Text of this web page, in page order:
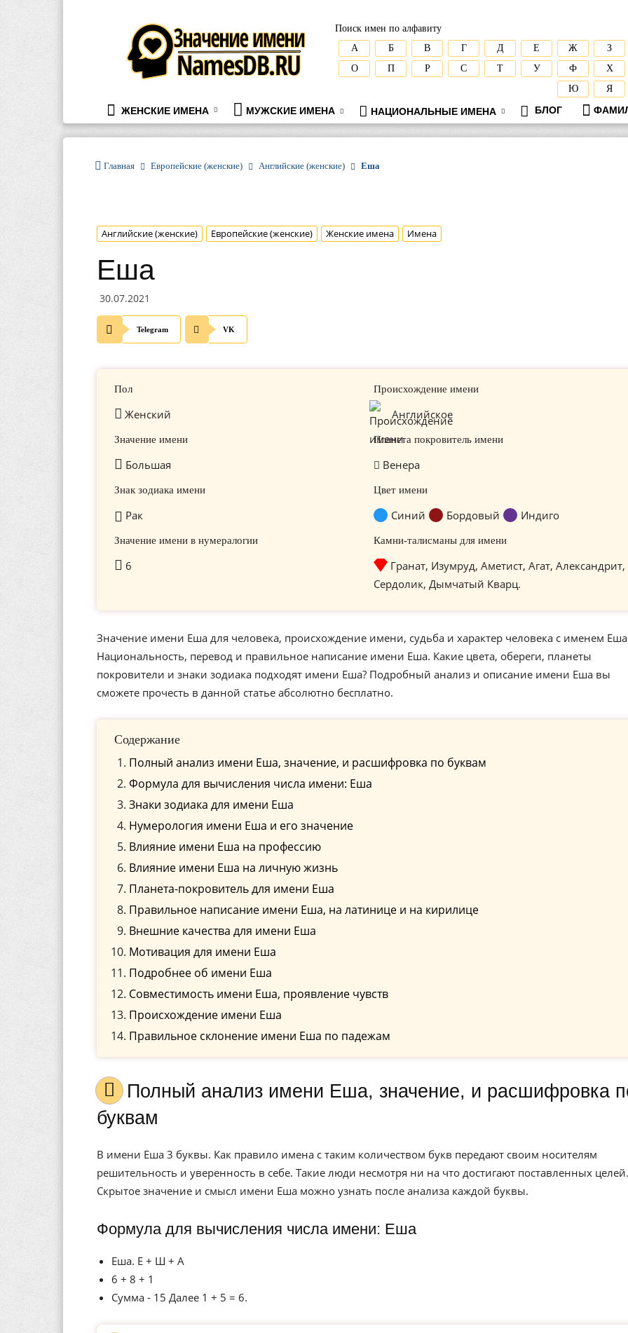
namesdb.ru
Поиск имен по алфавиту
А
Б В Г Д Е Ж
З
О
П Р С Т У Ф
Х
Ю
Я
ЖЕНСКИЕ ИМЕНА МУЖСКИЕ ИМЕНА НАЦИОНАЛЬНЫЕ ИМЕНА БЛОГ
Главная Европейские (женские) Английские (женские) Еша
Английские (женские) Европейские (женские) Женские имена Имена
Еша
30.07.2021
Telegram VK
Пол
Женский
Происхождение имени
Английское
Значение имени
Большая
Планета покровитель имени
Венера
Знак зодиака имени
Рак
Цвет имени
Синий Бордовый Индиго
Значение имени в нумералогии
6
Камни-талисманы для имени
Гранат, Изумруд, Аметист, Агат, Александрит,
Сердолик, Дымчатый Кварц.
Значение имени Еша для человека, происхождение имени, судьба и характер человека с именем
Национальность, перевод и правильное написание имени Еша. Какие цвета, обереги, планеты
покровители и знаки зодиака подходят имени Еша? Подробный анализ и описание имени Еша вы
сможете прочесть в данной статье абсолютно бесплатно.
Содержание
Полный анализ имени Еша, значение, и расшифровка по буквам
Формула для вычисления числа имени: Еша
Знаки зодиака для имени Еша
Нумерология имени Еша и его значение
Влияние имени Еша на профессию
Влияние имени Еша на личную жизнь
Планета-покровитель для имени Еша
Правильное написание имени Еша, на латинице и на кирилице
Внешние качества для имени Еша
Мотивация для имени Еша
Подробнее об имени Еша
Совместимость имени Еша, проявление чувств
Происхождение имени Еша
Правильное склонение имени Еша по падежам
Полный анализ имени Еша, значение, и расшифровка по
буквам
В имени Еша 3 буквы. Как правило имена с таким количеством букв передают своим носителям
решительность и уверенность в себе. Такие люди несмотря ни на что достигают поставленных целей.
Скрытое значение и смысл имени Еша можно узнать после анализа каждой буквы.
Формула для вычисления числа имени: Еша
Еша. Е + Ш + А
6 + 8 + 1
Сумма - 15 Далее 1 + 5 = 6.